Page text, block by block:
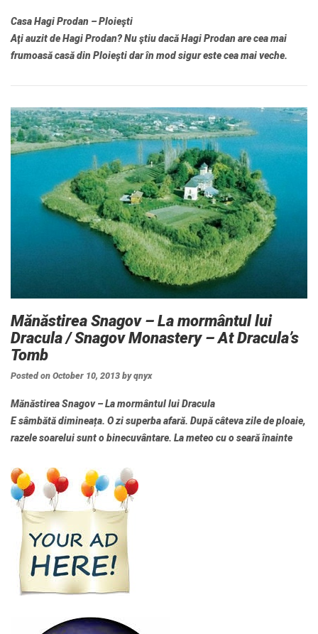
Casa Hagi Prodan – Ploieşti
Aţi auzit de Hagi Prodan? Nu ştiu dacă Hagi Prodan are cea mai
frumoasă casă din Ploieşti dar în mod sigur este cea mai veche.
Mănăstirea Snagov – La mormântul lui
Dracula / Snagov Monastery – At Dracula’s
Tomb
Posted on October 10, 2013 byqnyx
Mănăstirea Snagov – La mormântul lui Dracula
E sâmbătă dimineața. O zi superba afară. După câteva zile de ploaie,
razele soarelui sunt o binecuvântare. La meteo cu o seară înainte